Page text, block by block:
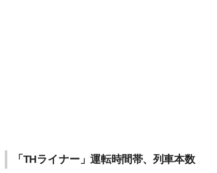
「THライナー」運転時間帯、列車本数